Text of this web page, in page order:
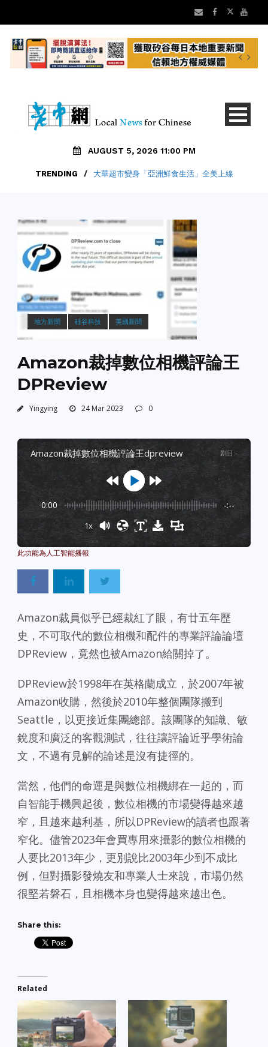
AUGUST 5, 2026 11:00 PM
TRENDING / 大華超市變身「亞洲鮮食生活」全美上線
地方新聞 硅谷科技 美國新聞
Amazon裁掉數位相機評論王
DPReview
Yingying 24 Mar 2023 0
amazon裁掉數位相機評論王dpreview 剧目 :-
0:00 -:--
1x
Amazon裁員似乎已經裁紅了眼，有廿五年歷
史，不可取代的數位相機和配件的專業評論論壇
DPReview，竟然也被Amazon給關掉了。
DPReview於1998年在英格蘭成立，於2007年被
Amazon收購，然後於2010年整個團隊搬到
Seattle，以更接近集團總部。該團隊的知識、敏
銳度和廣泛的客觀測試，往往讓評論近乎學術論
文，不過有見解的論述是沒有捷徑的。
當然，他們的命運是與數位相機綁在一起的，而
自智能手機興起後，數位相機的市場變得越來越
窄，且越來越利基，所以DPReview的讀者也跟著
窄化。儘管2023年會買專用來攝影的數位相機的
人要比2013年少，更別說比2003年少到不成比
例，但對攝影發燒友和專業人士來說，市場仍然
很堅若磐石，且相機本身也變得越來越出色。
Share this:
Related